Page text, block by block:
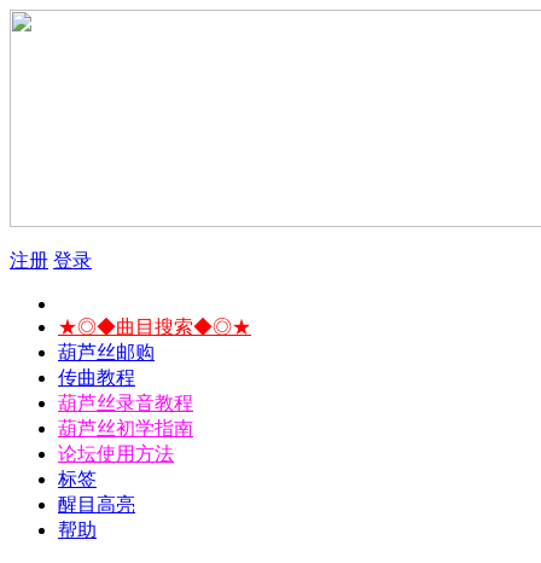
注册 登录
★◎◆曲目搜索◆◎★
葫芦丝邮购
传曲教程
葫芦丝录音教程
葫芦丝初学指南
论坛使用方法
标签
醒目高亮
帮助